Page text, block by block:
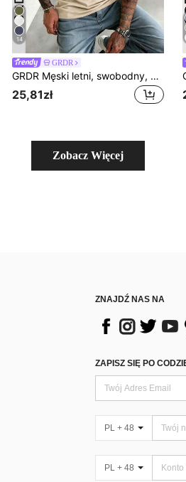
14
GRDR
GRDR Męski letni, swobodny, bezrękawnik z okrągłym dekoltem
25,81zł
Zobacz Więcej
ZNAJDŹ NAS NA
ZAPISZ SIĘ PO
PL + 48
PL + 48